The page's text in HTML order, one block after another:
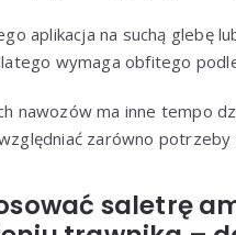
aplikacja na suchą glebę
wymaga obfitego
nawozów ma inne tempo
zarówno
saletrę